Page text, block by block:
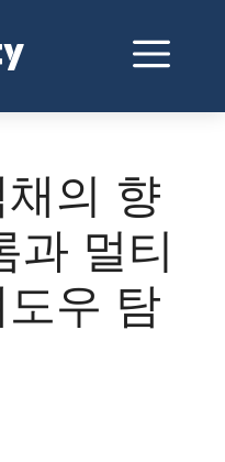
의 향
과 멀티
우 탐